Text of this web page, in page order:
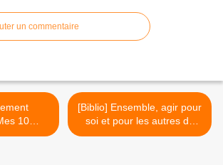
un commentaire
10
pour
[Biblio] Ensemble, agir pour
soi et pour les autres de
Sébastien Henry >